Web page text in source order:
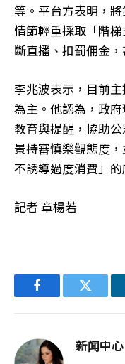
等。平台方表明，
情節輕重採取「階
斷直播、扣罰佣金
李兆波表示，目前
為主。他認為，政
教育與提醒，協助
景持審慎樂觀態度
不誘導過度消費」
記者 章楊若
FacebookTwitter
新闻中心